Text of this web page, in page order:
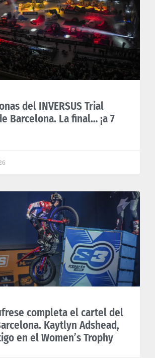
del INVERSUS Trial
Barcelona. La final… ¡a 7
completa el cartel del
Kaytlyn Adshead,
en el Women’s Trophy